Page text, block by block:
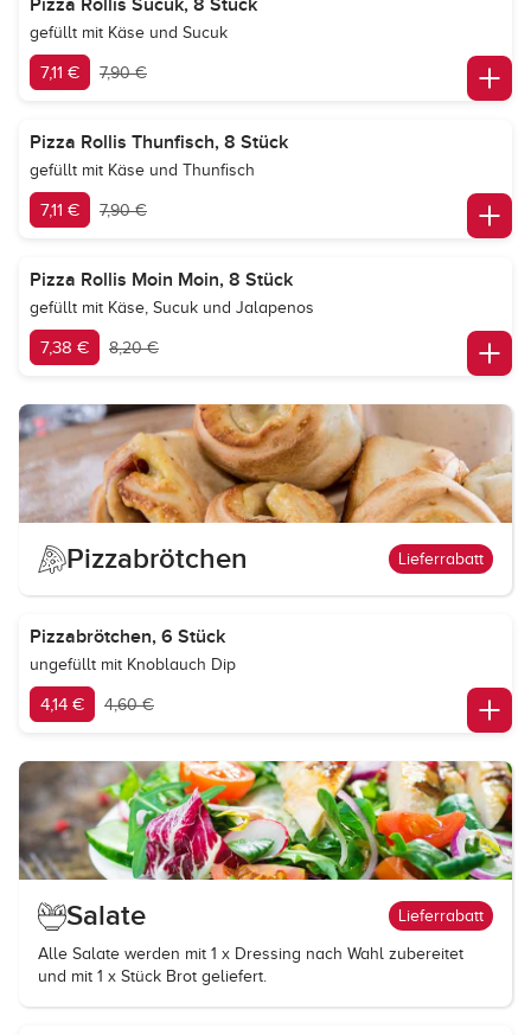
Pizza Rollis Sucuk, 8 Stück
gefüllt mit Käse und Sucuk
7,11 € 7,90 €
Pizza Rollis Thunfisch, 8 Stück
gefüllt mit Käse und Thunfisch
7,11 € 7,90 €
Pizza Rollis Moin Moin, 8 Stück
gefüllt mit Käse, Sucuk und Jalapenos
7,38 € 8,20 €
Pizzabrötchen Lieferrabatt
Pizzabrötchen, 6 Stück
ungefüllt mit Knoblauch Dip
4,14 € 4,60 €
Salate Lieferrabatt
Alle Salate werden mit 1 x Dressing nach Wahl zubereitet
und mit 1 x Stück Brot geliefert.